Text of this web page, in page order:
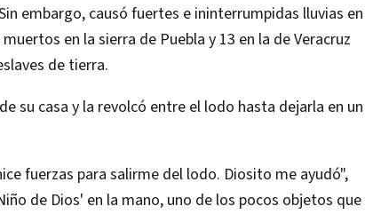
embargo, causó fuertes e ininterrumpidas lluvias en
en la sierra de Puebla y 13 en la de Veracruz
de tierra.
su casa y la revolcó entre el lodo hasta dejarla en un
fuerzas para salirme del lodo. Diosito me ayudó",
de Dios' en la mano, uno de los pocos objetos que